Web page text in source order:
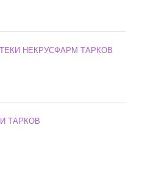
НЕКРУСФАРМ ТАРКОВ
ТАРКОВ